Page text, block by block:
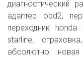
диагностический
адаптер obd2,
переходник
starline,
абсолютно